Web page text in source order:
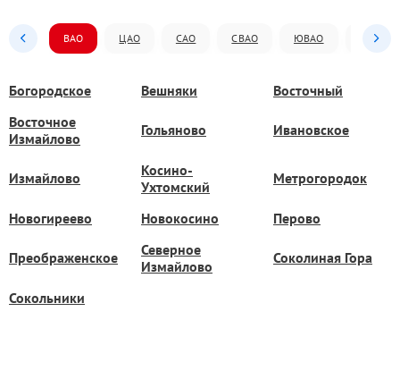
ВАО ЦАО САО СВАО ЮВАО ЮАО
Богородское Вешняки
Восточный
Восточное
Измайлово
Гольяново Ивановское
Измайлово
Косино-
Ухтомский
Метрогородок
Новогиреево Новокосино Перово
Преображенское
Северное
Измайлово
Соколиная Гора
Сокольники